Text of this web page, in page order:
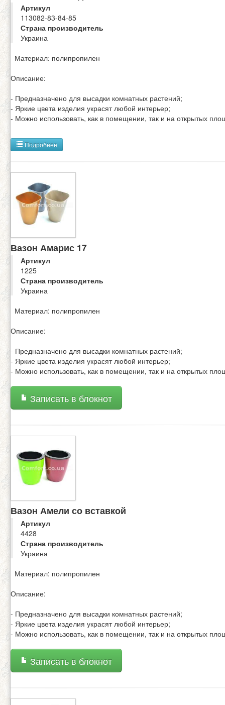
Артикул
113082-83-84-85
Страна производитель
Украина
Материал: полипропилен
Описание:
- Предназначено для высадки комнатных растений;
- Яркие цвета изделия украсят любой интерьер;
- Можно использовать, как в помещении, так и на открытых
Подробнее
Вазон Амарис 17
Артикул
1225
Страна производитель
Украина
Материал: полипропилен
Описание:
- Предназначено для высадки комнатных растений;
- Яркие цвета изделия украсят любой интерьер;
- Можно использовать, как в помещении, так и на открытых
Записать в блокнот
Вазон Амели со вставкой
Артикул
4428
Страна производитель
Украина
Материал: полипропилен
Описание:
- Предназначено для высадки комнатных растений;
- Яркие цвета изделия украсят любой интерьер;
- Можно использовать, как в помещении, так и на открытых
Записать в блокнот